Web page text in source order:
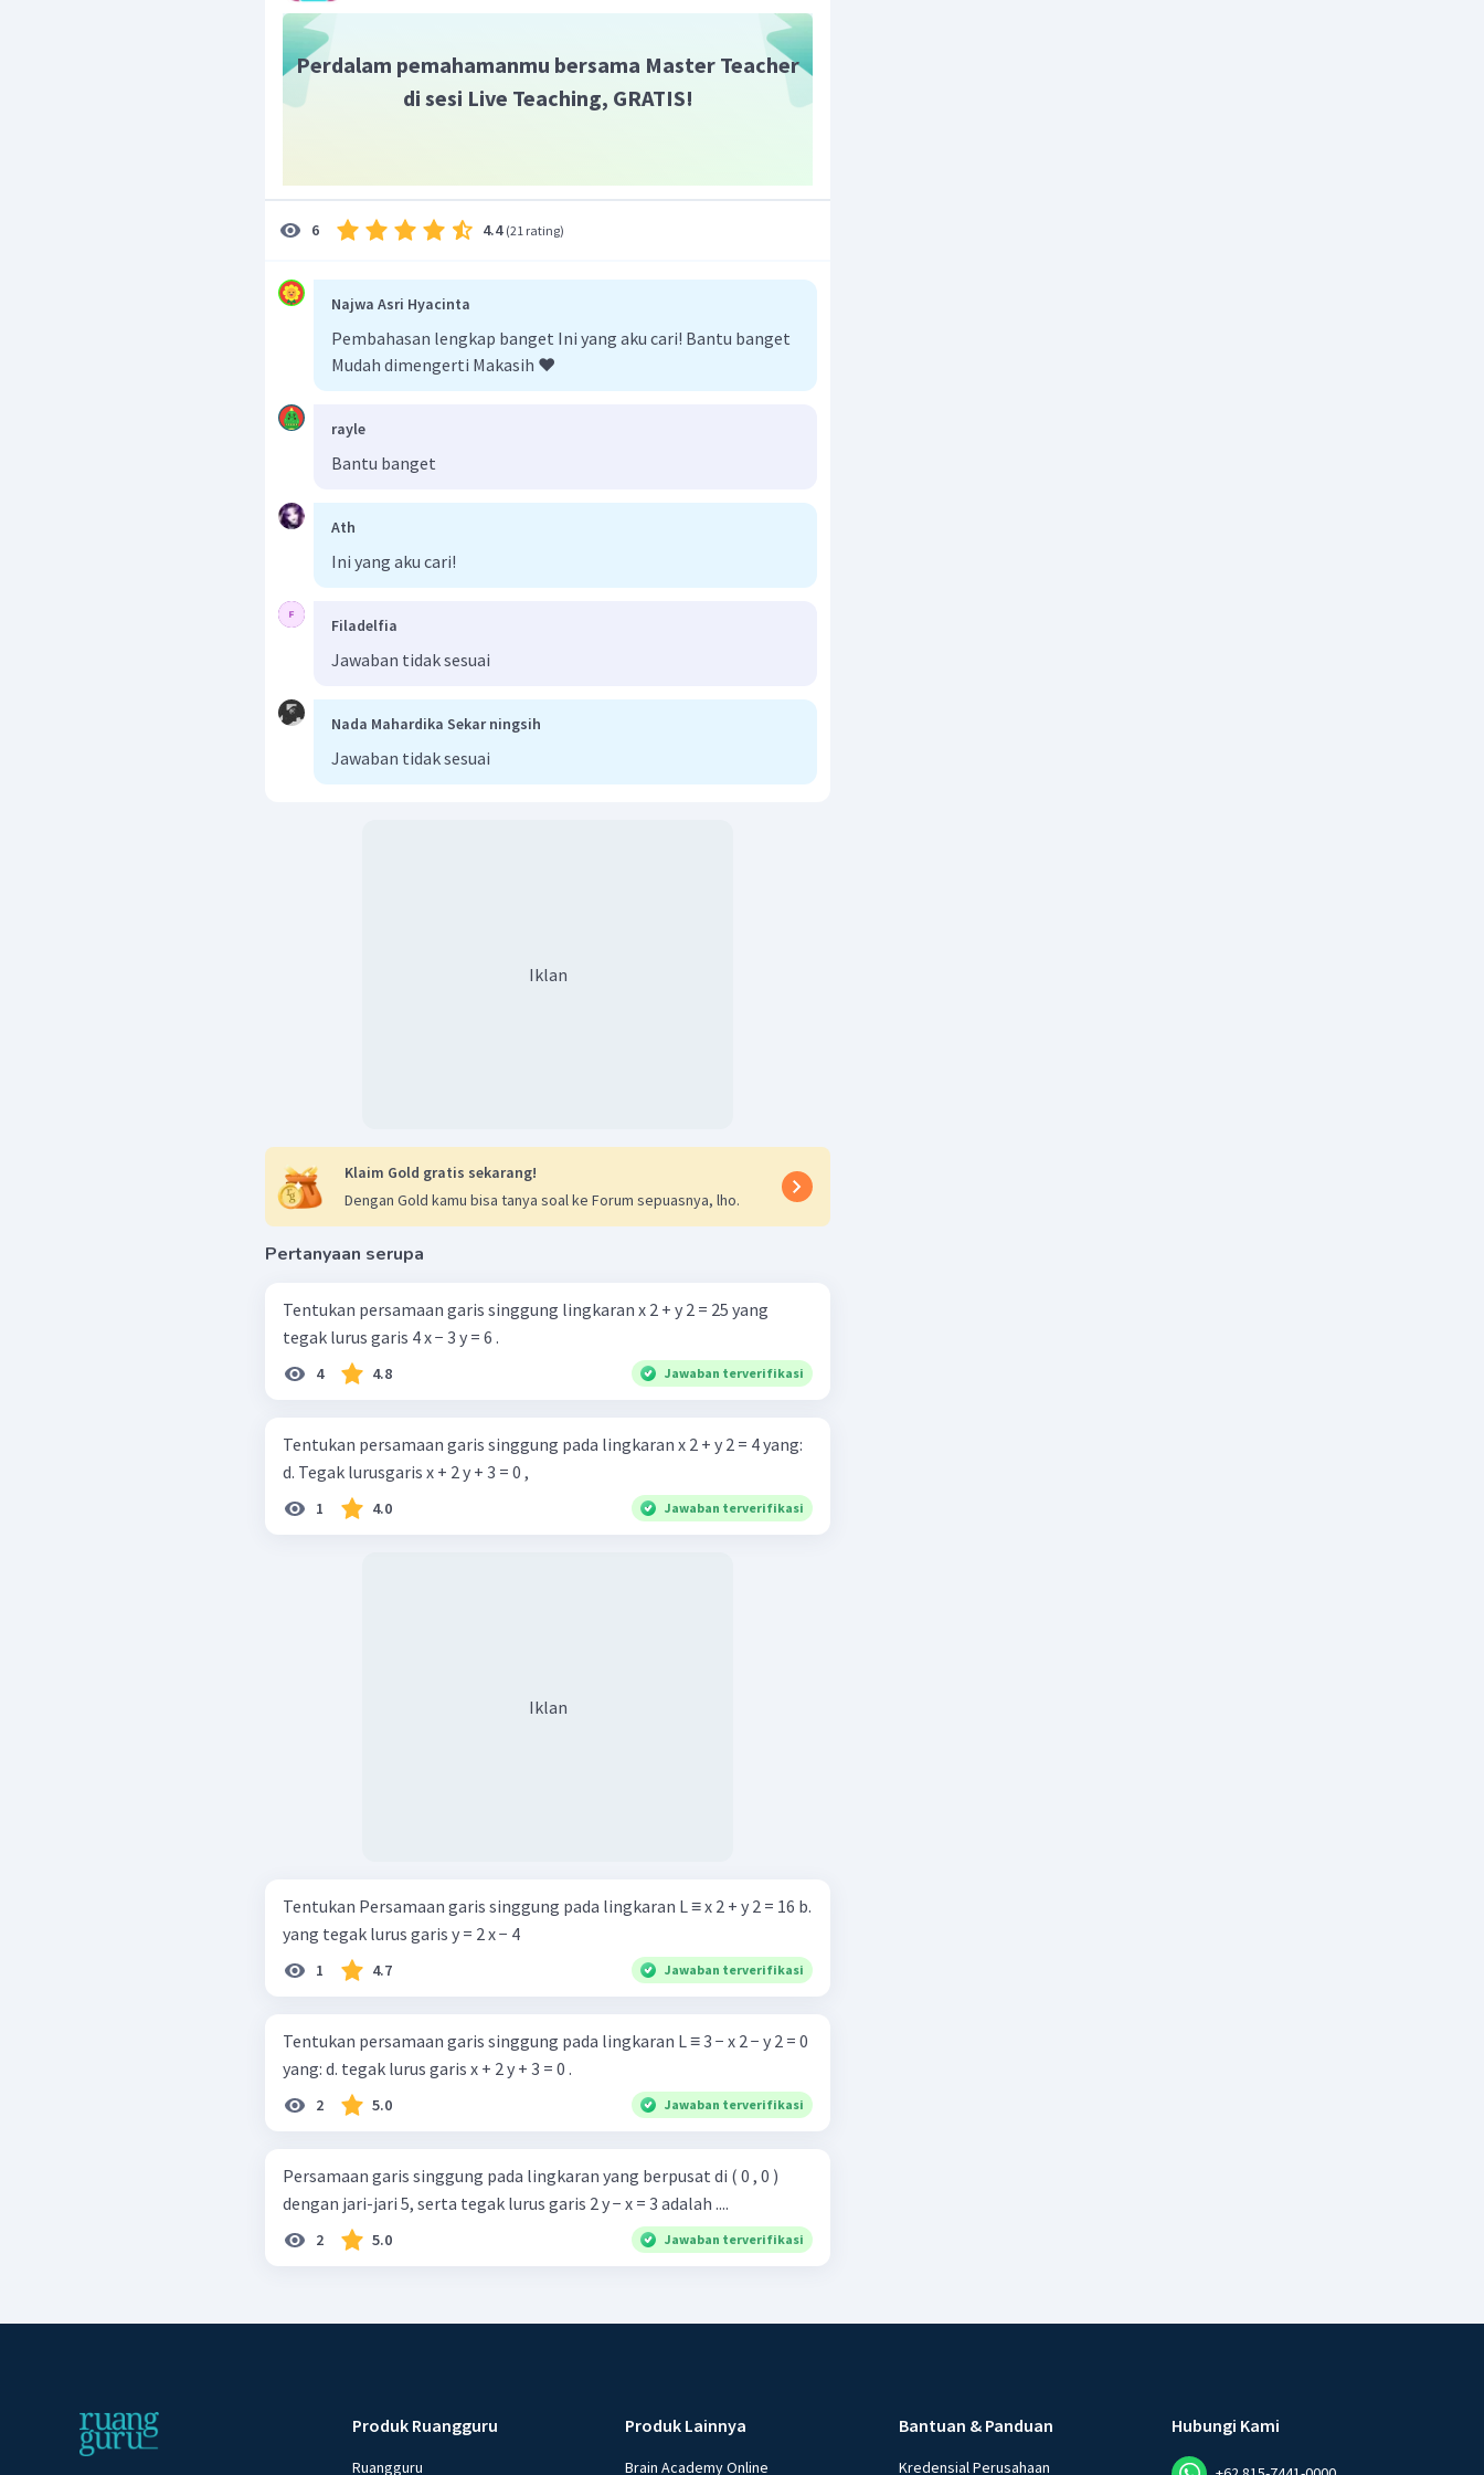
5
Dengan demikian, persamaan garis singgung lingkaran tersebut
adalah
atau .
Perdalam pemahamanmu bersama Master Teacher
di sesi Live Teaching, GRATIS!
6 4.4 (21 rating)
Najwa Asri Hyacinta
Pembahasan lengkap banget Ini yang aku cari! Bantu banget
Mudah dimengerti Makasih ❤️
rayle
Bantu banget
Ath
Ini yang aku cari!
Filadelfia
Jawaban tidak sesuai
Nada Mahardika Sekar ningsih
Jawaban tidak sesuai
Iklan
Klaim Gold gratis sekarang!
Dengan Gold kamu bisa tanya soal ke Forum sepuasnya, lho.
Pertanyaan serupa
Tentukan persamaan garis singgung lingkaran x 2 + y 2 = 25 yang
tegak lurus garis 4 x − 3 y = 6 .
4 4.8 Jawaban terverifikasi
Tentukan persamaan garis singgung pada lingkaran x 2 + y 2 = 4 yang:
d. Tegak lurusgaris x + 2 y + 3 = 0 ,
1 4.0 Jawaban terverifikasi
Iklan
Tentukan Persamaan garis singgung pada lingkaran L ≡ x 2 + y 2 = 16 b.
yang tegak lurus garis y = 2 x − 4
1 4.7 Jawaban terverifikasi
Tentukan persamaan garis singgung pada lingkaran L ≡ 3 − x 2 − y 2 = 0
yang: d. tegak lurus garis x + 2 y + 3 = 0 .
2 5.0 Jawaban terverifikasi
Persamaan garis singgung pada lingkaran yang berpusat di ( 0 , 0 )
dengan jari-jari 5, serta tegak lurus garis 2 y − x = 3 adalah ....
2 5.0 Jawaban terverifikasi
Produk Ruangguru
Ruangguru
Produk Lainnya
Brain Academy Online
Bantuan & Panduan
Kredensial Perusahaan
Hubungi Kami